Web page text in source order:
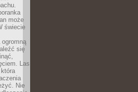
może
świecie
się
Las
która
Nie